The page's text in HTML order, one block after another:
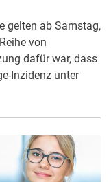
gelten ab Samstag,
von
dafür war, dass
Inzidenz unter